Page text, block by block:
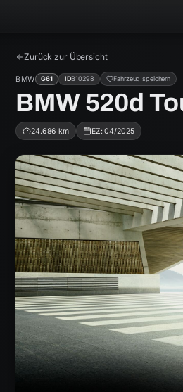
Zurück zur Übersicht
BMW G61 IDB10298 Fahrzeug speichern
BMW 520d
24.686 km EZ:04/2025